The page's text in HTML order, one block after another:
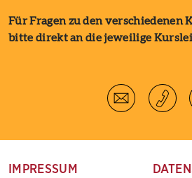
Für Fragen zu den verschiedenen
bitte direkt an die jeweilige
IMPRESSUM